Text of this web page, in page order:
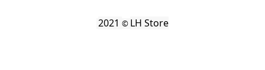
2021 © LH Store